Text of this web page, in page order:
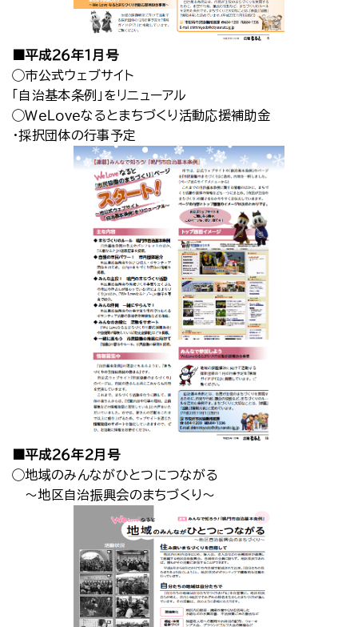
■平成２６年１月号
◯市公式ウェブサイト
「自治基本条例」をリニューアル
◯ＷｅＬｏｖｅなるとまちづくり活動応援補助金
・採択団体の行事予定
■平成２６年２月号
◯地域のみんながひとつにつながる
～地区自治振興会のまちづくり～